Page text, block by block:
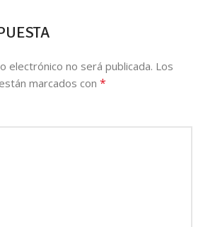
electrónico no será publicada. Los
marcados con *